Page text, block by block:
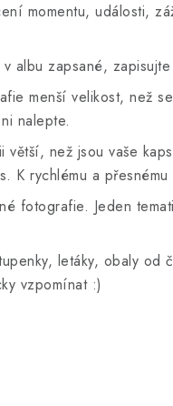
momentu, události,
albu zapsané,
menší velikost, než
nalepte.
větší, než jsou vaše
K rychlému a
fotografie. Jeden
letáky, obaly od
vzpomínat :)